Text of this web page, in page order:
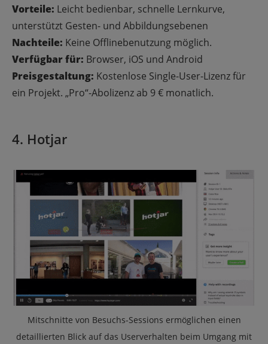
Vorteile: Leicht bedienbar, schnelle Lernkurve,
unterstützt Gesten- und Abbildungsebenen
Nachteile: Keine Offlinebenutzung möglich.
Verfügbar für: Browser, iOS und Android
Preisgestaltung: Kostenlose Single-User-Lizenz für
ein Projekt. „Pro“-Abolizenz ab 9 € monatlich.
4. Hotjar
Mitschnitte von Besuchs-Sessions ermöglichen einen
detaillierten Blick auf das Userverhalten beim Umgang mit